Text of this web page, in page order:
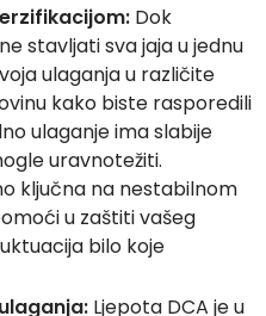
Dok
stavljati sva jaja u jednu
ulaganja u različite
kako biste rasporedili
ulaganje ima slabije
uravnotežiti.
ključna na nestabilnom
u zaštiti vašeg
bilo koje
Ljepota DCA je u